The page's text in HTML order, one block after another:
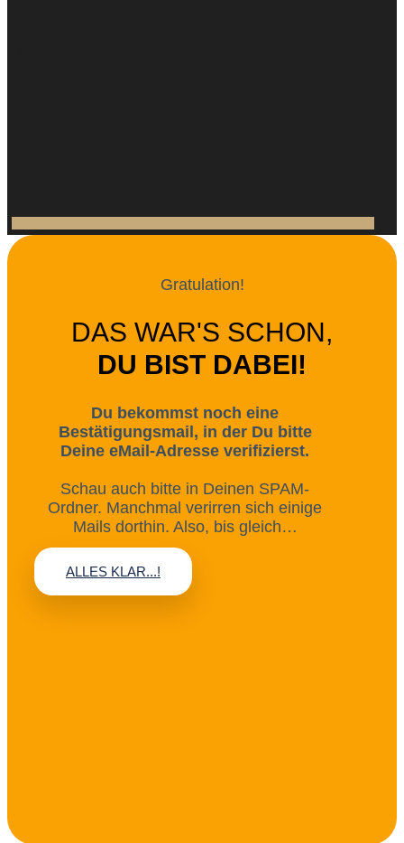
Gratulation!
DAS WAR'S SCHON,
DU BIST DABEI!
Du bekommst noch eine
Bestätigungsmail, in der Du bitte
Deine eMail-Adresse verifizierst.
Schau auch bitte in Deinen SPAM-
Ordner. Manchmal verirren sich einige
Mails dorthin. Also, bis gleich…
ALLES KLAR...!